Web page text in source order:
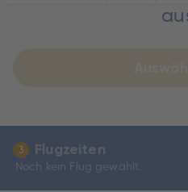
3 Flugzeiten
Noch kein Flug gewählt.